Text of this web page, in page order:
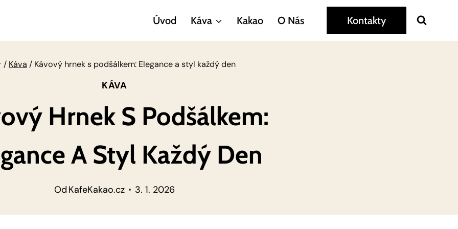
Úvod Káva Kakao O Nás Kontakty
/ Káva / Kávový hrnek s podšálkem: Elegance a styl každý den
KÁVA
Hrnek S Podšálkem:
A Styl Každý Den
Od KafeKakao.cz 3. 1. 2026